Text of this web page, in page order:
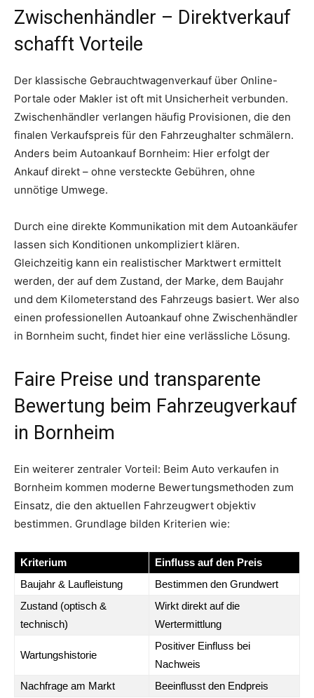
Zwischenhändler – Direktverkauf
schafft Vorteile
Der klassische Gebrauchtwagenverkauf über Online-
Portale oder Makler ist oft mit Unsicherheit verbunden.
Zwischenhändler verlangen häufig Provisionen, die den
finalen Verkaufspreis für den Fahrzeughalter schmälern.
Anders beim Autoankauf Bornheim: Hier erfolgt der
Ankauf direkt – ohne versteckte Gebühren, ohne
unnötige Umwege.
Durch eine direkte Kommunikation mit dem Autoankäufer
lassen sich Konditionen unkompliziert klären.
Gleichzeitig kann ein realistischer Marktwert ermittelt
werden, der auf dem Zustand, der Marke, dem Baujahr
und dem Kilometerstand des Fahrzeugs basiert. Wer also
einen professionellen Autoankauf ohne Zwischenhändler
in Bornheim sucht, findet hier eine verlässliche Lösung.
Faire Preise und transparente
Bewertung beim Fahrzeugverkauf
in Bornheim
Ein weiterer zentraler Vorteil: Beim Auto verkaufen in
Bornheim kommen moderne Bewertungsmethoden zum
Einsatz, die den aktuellen Fahrzeugwert objektiv
bestimmen. Grundlage bilden Kriterien wie:
Kriterium
Einfluss auf den Preis
Baujahr & Laufleistung
Bestimmen den Grundwert
Zustand (optisch &
technisch)
Wirkt direkt auf die
Wertermittlung
Wartungshistorie
Positiver Einfluss bei
Nachweis
Nachfrage am Markt
Beeinflusst den Endpreis